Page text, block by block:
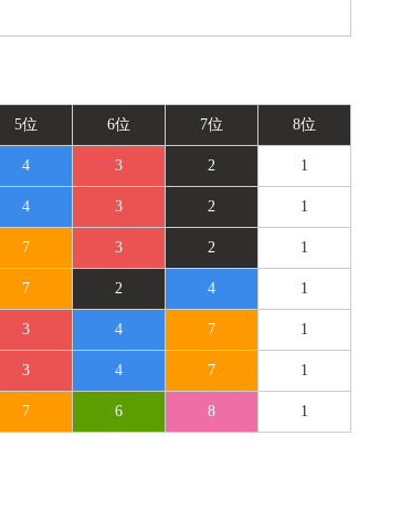
5位 6位 7位 8位
4 3 2 1
4 3 2 1
7 3 2 1
7 2 4 1
3 4 7 1
3 4 7 1
7 6 8 1